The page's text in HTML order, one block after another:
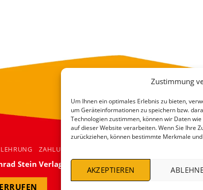
Zustimmung
Um Ihnen ein optimales Erlebnis zu bieten,
um Geräteinformationen zu speichern bzw.
Technologien zustimmen, können wir Daten
auf dieser Website verarbeiten. Wenn Sie Ihre
zurückziehen, können bestimmte Merkmale
AKZEPTIEREN
ZAHLUNGSARTEN
Stein Verlag